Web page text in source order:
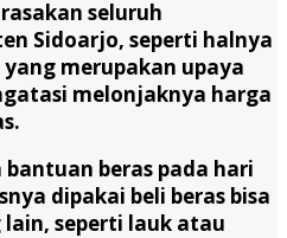
seluruh
Sidoarjo, seperti halnya
merupakan upaya
melonjaknya harga
beras pada hari
dipakai beli beras bisa
seperti lauk atau